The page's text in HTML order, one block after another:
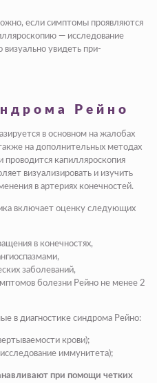
если симптомы проявляются
— исследование
визуально увидеть при­
Рейно
в основном на жалобах
на дополнительных методах
проводится капилляроскопия
визуализировать и изучить
в артериях конечностей.
включает оценку следующих
в конечностях,
заболеваний,
болезни Рейно не менее 2
в диагностике синдрома Рейно:
крови);
иммунитета);
при помощи четких